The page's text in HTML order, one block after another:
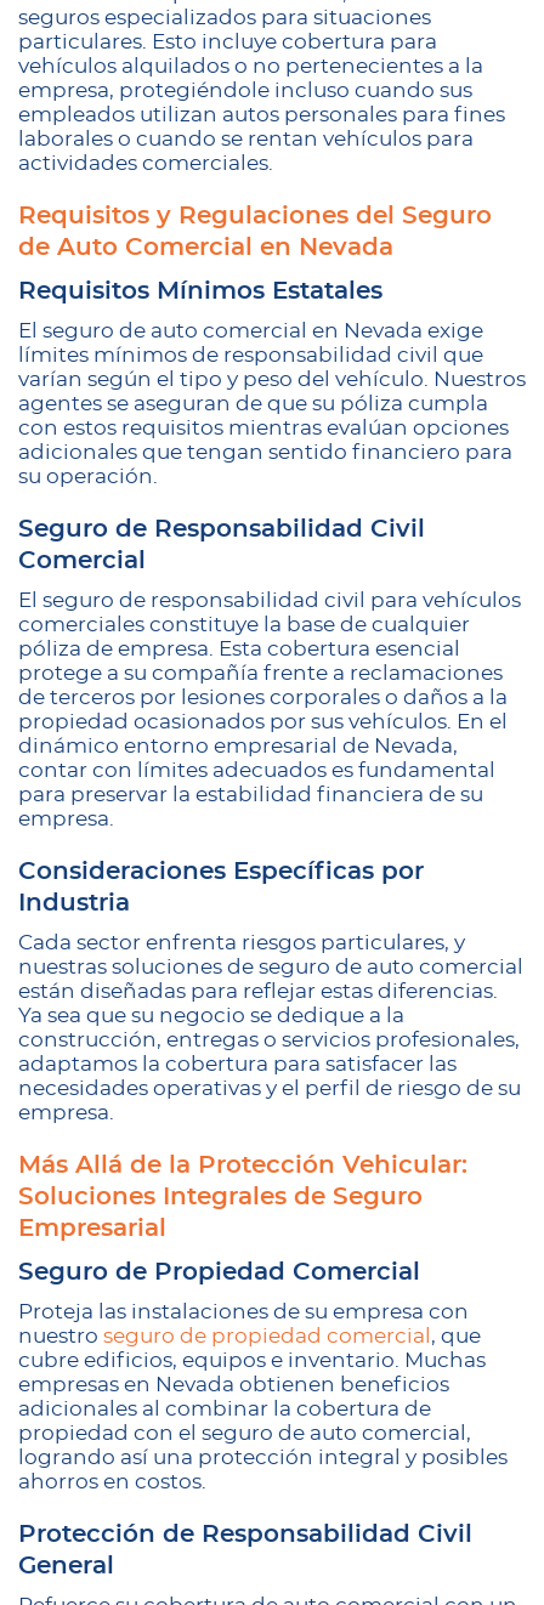
seguros especializados para situaciones
particulares. Esto incluye cobertura para
vehículos alquilados o no pertenecientes a la
empresa, protegiéndole incluso cuando sus
empleados utilizan autos personales para fines
laborales o cuando se rentan vehículos para
actividades comerciales.
Requisitos y Regulaciones del Seguro
de Auto Comercial en Nevada
Requisitos Mínimos Estatales
El seguro de auto comercial en Nevada exige
límites mínimos de responsabilidad civil que
varían según el tipo y peso del vehículo. Nuestros
agentes se aseguran de que su póliza cumpla
con estos requisitos mientras evalúan opciones
adicionales que tengan sentido financiero para
su operación.
Seguro de Responsabilidad Civil
Comercial
El seguro de responsabilidad civil para vehículos
comerciales constituye la base de cualquier
póliza de empresa. Esta cobertura esencial
protege a su compañía frente a reclamaciones
de terceros por lesiones corporales o daños a la
propiedad ocasionados por sus vehículos. En el
dinámico entorno empresarial de Nevada,
contar con límites adecuados es fundamental
para preservar la estabilidad financiera de su
empresa.
Consideraciones Específicas por
Industria
Cada sector enfrenta riesgos particulares, y
nuestras soluciones de seguro de auto comercial
están diseñadas para reflejar estas diferencias.
Ya sea que su negocio se dedique a la
construcción, entregas o servicios profesionales,
adaptamos la cobertura para satisfacer las
necesidades operativas y el perfil de riesgo de su
empresa.
Más Allá de la Protección Vehicular:
Soluciones Integrales de Seguro
Empresarial
Seguro de Propiedad Comercial
Proteja las instalaciones de su empresa con
nuestro seguro de propiedad comercial , que
cubre edificios, equipos e inventario. Muchas
empresas en Nevada obtienen beneficios
adicionales al combinar la cobertura de
propiedad con el seguro de auto comercial,
logrando así una protección integral y posibles
ahorros en costos.
Protección de Responsabilidad Civil
General